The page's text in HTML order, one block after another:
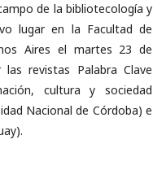
de la bibliotecología y
lugar en la Facultad de
Aires el martes 23 de
revistas Palabra Clave
cultura y sociedad
Nacional de Córdoba) e